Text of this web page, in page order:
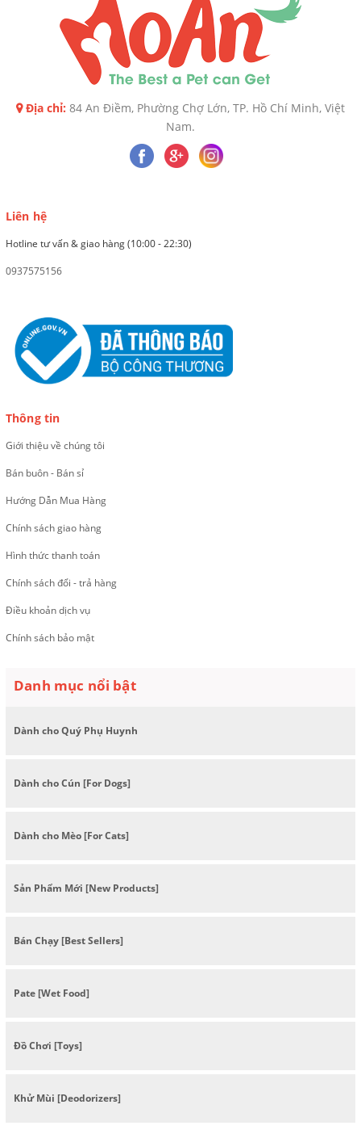
Địa chỉ: 84 An Điềm, Phường Chợ Lớn, TP. Hồ Chí Minh, Việt
Nam.
Liên hệ
Hotline tư vấn & giao hàng (10:00 - 22:30)
0937575156
Thông tin
Giới thiệu về chúng tôi
Bán buôn - Bán sỉ
Hướng Dẫn Mua Hàng
Chính sách giao hàng
Hình thức thanh toán
Chính sách đổi - trả hàng
Điều khoản dịch vụ
Chính sách bảo mật
Danh mục nổi bật
Dành cho Quý Phụ Huynh
Dành cho Cún [For Dogs]
Dành cho Mèo [For Cats]
Sản Phẩm Mới [New Products]
Bán Chạy [Best Sellers]
Pate [Wet Food]
Đồ Chơi [Toys]
Khử Mùi [Deodorizers]